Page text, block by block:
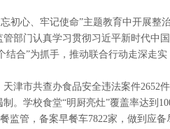
初心、牢记使命”主题教育中开展整
部门认真学习贯彻习近平新时代中
结合”为抓手，推动联合行动走深走
津市共查办食品安全违法案件2652
。学校食堂“明厨亮灶”覆盖率达到
监管，备案早餐车7822家，做到应备